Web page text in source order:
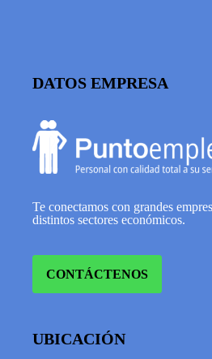
DATOS EMPRESA
Te conectamos con grandes
distintos sectores económicos.
CONTÁCTENOS
UBICACIÓN